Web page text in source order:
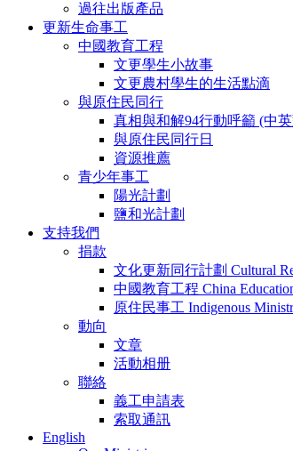
過往出版產品
更新生命事工
中國教育工程
文更學生小故事
文更農村學生的生活點滴
與原住民同行
真相與和解94行動呼籲 (中
與原住民同行日
資源推薦
青少年事工
陽光計劃
鹽和光計劃
支持我們
捐款
文化更新同行計劃 Cultural
中國教育工程 China
原住民事工 Indigenous
動向
文章
活動相册
聯絡
義工申請表
索取通訊
English